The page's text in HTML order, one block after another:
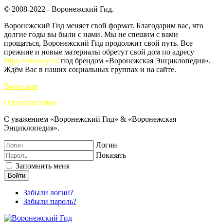
© 2008-2022 - Воронежский Гид.
Воронежский Гид меняет свой формат. Благодарим вас, что
долгие годы вы были с нами. Мы не спешим с вами
прощаться, Воронежский Гид продолжит свой путь. Все
прежние и новые материалы обретут свой дом по адресу
https://vrnency.ru/под брендом «Воронежская Энциклопедия».
Ждём Вас в наших социальных группах и на сайте.
Вконтакте
Одноклассники
С уважением «Воронежский Гид» & «Воронежская
Энциклопедия».
Логин
Показать
Запомнить меня
Войти
Забыли логин?
Забыли пароль?